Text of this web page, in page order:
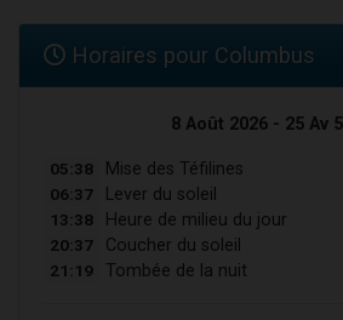
Horaires pour Columbus
8 Août 2026 - 25 Av
05:38 Mise des Téfilines
06:37 Lever du soleil
13:38 Heure de milieu du jour
20:37 Coucher du soleil
21:19 Tombée de la nuit